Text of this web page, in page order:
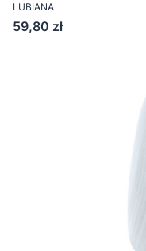
LUBIANA
Cena
59,80 zł